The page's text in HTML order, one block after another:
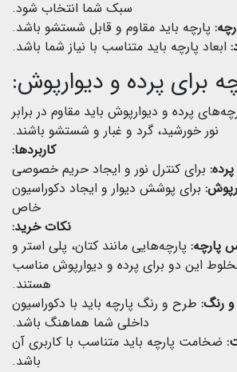
سبک شما انتخاب شود.
پارچه باید مقاوم و قابل شستشو باشد.
ابعاد پارچه باید متناسب با نیاز شما باشد.
برای پرده و دیوارپوش:
پرده و دیوارپوش باید مقاوم در برابر
نور خورشید، گرد و غبار و شستشو باشند.
کاربردها:
پرده: برای کنترل نور و ایجاد حریم خصوصی
برای پوشش دیوار و ایجاد دکوراسیون
خاص
نکات خرید:
پارچه: پارچه‌هایی مانند کتان، پلی استر و
این دو برای پرده و دیوارپوش مناسب
هستند.
رنگ: طرح و رنگ پارچه باید با دکوراسیون
داخلی شما هماهنگ باشد.
ضخامت پارچه باید متناسب با کاربری آن
باشد.